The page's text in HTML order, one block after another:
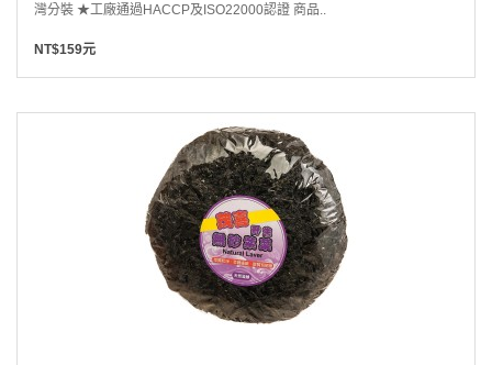
灣分裝 ★工廠通過HACCP及ISO22000認證 商品..
NT$159元